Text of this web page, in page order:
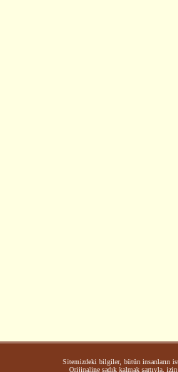
Sitemizdeki bilgiler, bütün insanların
Orijinaline sadık kalmak şartıyla, izin